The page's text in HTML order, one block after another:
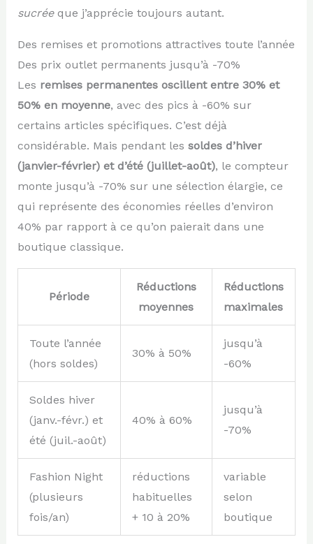
sucréeque j’apprécie toujours autant.
Des remises et promotions attractives toute l’année
Des prix outlet permanents jusqu’à -70%
Les remises permanentes oscillent entre 30% et
50% en moyenne, avec des pics à -60% sur
certains articles spécifiques. C’est déjà
considérable. Mais pendant les soldes d’hiver
(janvier-février) et d’été (juillet-août), le compteur
monte jusqu’à -70% sur une sélection élargie, ce
qui représente des économies réelles d’environ
40% par rapport à ce qu’on paierait dans une
boutique classique.
Période
Réductions
moyennes
Réductions
maximales
Toute l’année
(hors soldes)
30% à 50%
jusqu’à
-60%
Soldes hiver
(janv.-févr.) et
été (juil.-août)
40% à 60%
jusqu’à
-70%
Fashion Night
(plusieurs
fois/an)
réductions
habituelles
+ 10 à 20%
variable
selon
boutique